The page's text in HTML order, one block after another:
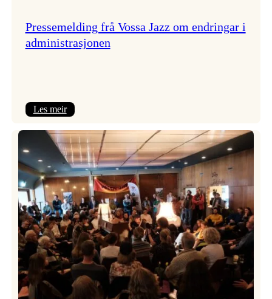
Pressemelding frå Vossa Jazz om endringar i
administrasjonen
Les meir:
frå
Vossa
Jazz
om
endringar
i
administrasjonen